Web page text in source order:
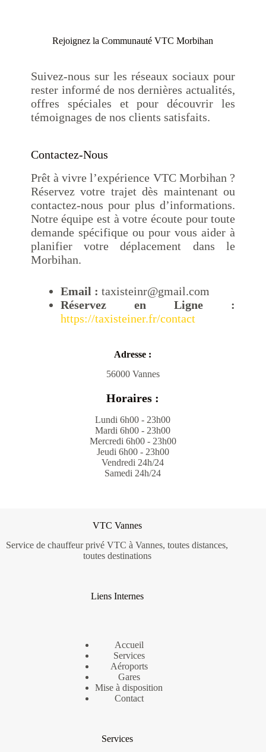
Rejoignez la Communauté VTC Morbihan
Suivez-nous sur les réseaux sociaux pour
rester informé de nos dernières actualités,
offres spéciales et pour découvrir les
témoignages de nos clients satisfaits.
Contactez-Nous
Prêt à vivre l’expérience VTC Morbihan ?
Réservez votre trajet dès maintenant ou
contactez-nous pour plus d’informations.
Notre équipe est à votre écoute pour toute
demande spécifique ou pour vous aider à
planifier votre déplacement dans le
Morbihan.
Email : taxisteinr@gmail.com
Réservez en Ligne :
https://taxisteiner.fr/contact
Adresse :
56000 Vannes
Horaires :
Lundi 6h00 - 23h00
Mardi 6h00 - 23h00
Mercredi 6h00 - 23h00
Jeudi 6h00 - 23h00
Vendredi 24h/24
Samedi 24h/24
VTC Vannes
Service de chauffeur privé VTC à Vannes, toutes distances,
toutes destinations
Liens Internes
Accueil
Services
Aéroports
Gares
Mise à disposition
Contact
Services